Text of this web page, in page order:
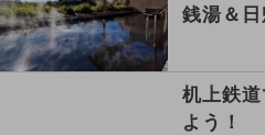
銭湯＆
机上鉄
よう！